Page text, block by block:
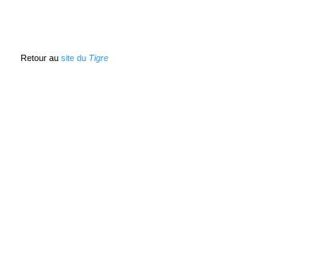
Retour au site du Tigre